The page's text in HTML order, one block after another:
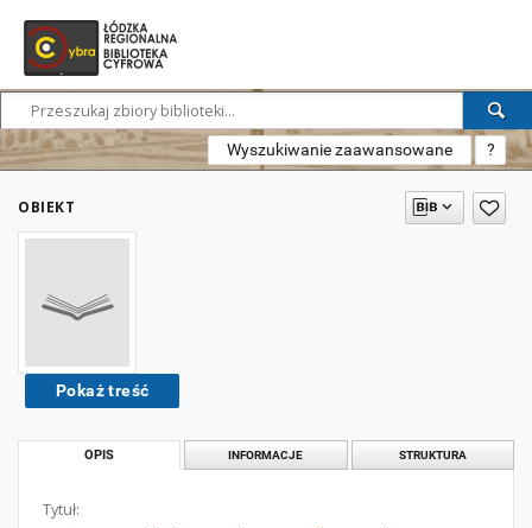
Wyszukiwanie zaawansowane ?
OBIEKT
Pokaż treść
OPIS INFORMACJE STRUKTURA
Tytuł: